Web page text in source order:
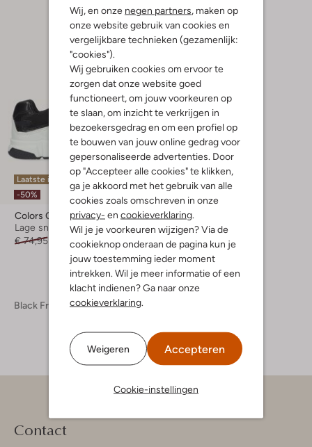
Wij, en onze negen partners, maken op
onze website gebruik van cookies en
vergelijkbare technieken (gezamenlijk:
"cookies").
Wij gebruiken cookies om ervoor te
zorgen dat onze website goed
functioneert, om jouw voorkeuren op
te slaan, om inzicht te verkrijgen in
bezoekersgedrag en om een profiel op
te bouwen van jouw online gedrag voor
gepersonaliseerde advertenties. Door
op "Accepteer alle cookies" te klikken,
ga je akkoord met het gebruik van alle
cookies zoals omschreven in onze
privacy- en cookieverklaring.
Wil je je voorkeuren wijzigen? Via de
cookieknop onderaan de pagina kun je
jouw toestemming ieder moment
intrekken. Wil je meer informatie of een
klacht indienen? Ga naar onze
cookieverklaring.
Weigeren Accepteren
Cookie-instellingen
Laatste item
-50%
Colors Of California
Lage sneakers
€ 74,95
€ 36,95
Black Friday
Contact